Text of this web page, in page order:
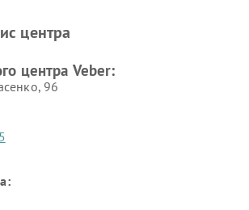
центра
центра Veber:
96